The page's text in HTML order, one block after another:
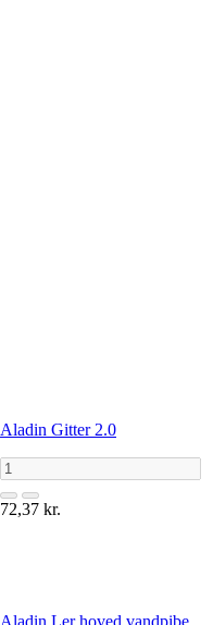
Aladin Gitter 2.0
72,37 kr.
Aladin Ler hoved vandpibe